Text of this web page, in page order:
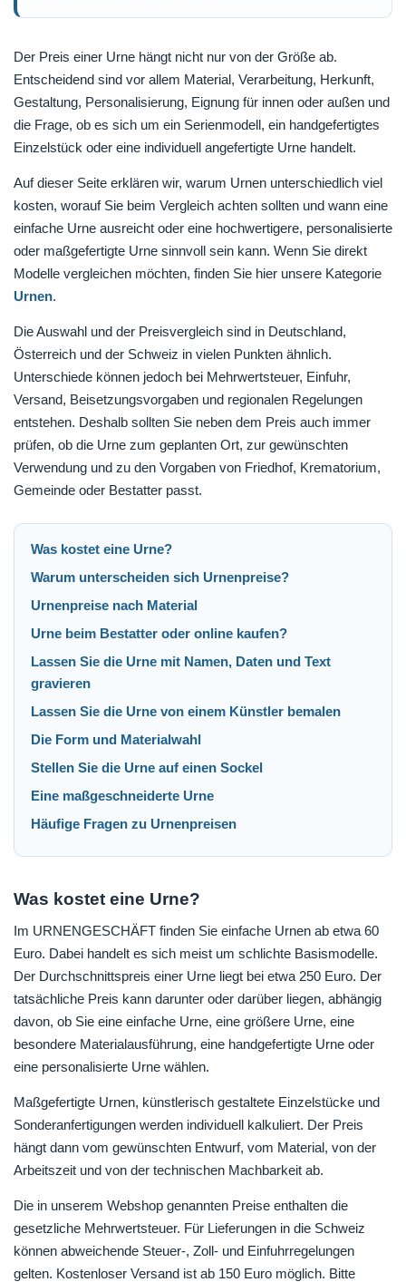
Der Preis einer Urne hängt nicht nur von der Größe ab.
Entscheidend sind vor allem Material, Verarbeitung, Herkunft,
Gestaltung, Personalisierung, Eignung für innen oder außen und
die Frage, ob es sich um ein Serienmodell, ein handgefertigtes
Einzelstück oder eine individuell angefertigte Urne handelt.
Auf dieser Seite erklären wir, warum Urnen unterschiedlich viel
kosten, worauf Sie beim Vergleich achten sollten und wann eine
einfache Urne ausreicht oder eine hochwertigere, personalisierte
oder maßgefertigte Urne sinnvoll sein kann. Wenn Sie direkt
Modelle vergleichen möchten, finden Sie hier unsere Kategorie
Urnen.
Die Auswahl und der Preisvergleich sind in Deutschland,
Österreich und der Schweiz in vielen Punkten ähnlich.
Unterschiede können jedoch bei Mehrwertsteuer, Einfuhr,
Versand, Beisetzungsvorgaben und regionalen Regelungen
entstehen. Deshalb sollten Sie neben dem Preis auch immer
prüfen, ob die Urne zum geplanten Ort, zur gewünschten
Verwendung und zu den Vorgaben von Friedhof, Krematorium,
Gemeinde oder Bestatter passt.
Was kostet eine Urne?
Warum unterscheiden sich Urnenpreise?
Urnenpreise nach Material
Urne beim Bestatter oder online kaufen?
Lassen Sie die Urne mit Namen, Daten und Text
gravieren
Lassen Sie die Urne von einem Künstler bemalen
Die Form und Materialwahl
Stellen Sie die Urne auf einen Sockel
Eine maßgeschneiderte Urne
Häufige Fragen zu Urnenpreisen
Was kostet eine Urne?
Im URNENGESCHÄFT finden Sie einfache Urnen ab etwa 60
Euro. Dabei handelt es sich meist um schlichte Basismodelle.
Der Durchschnittspreis einer Urne liegt bei etwa 250 Euro. Der
tatsächliche Preis kann darunter oder darüber liegen, abhängig
davon, ob Sie eine einfache Urne, eine größere Urne, eine
besondere Materialausführung, eine handgefertigte Urne oder
eine personalisierte Urne wählen.
Maßgefertigte Urnen, künstlerisch gestaltete Einzelstücke und
Sonderanfertigungen werden individuell kalkuliert. Der Preis
hängt dann vom gewünschten Entwurf, vom Material, von der
Arbeitszeit und von der technischen Machbarkeit ab.
Die in unserem Webshop genannten Preise enthalten die
gesetzliche Mehrwertsteuer. Für Lieferungen in die Schweiz
können abweichende Steuer-, Zoll- und Einfuhrregelungen
gelten. Kostenloser Versand ist ab 150 Euro möglich. Bitte